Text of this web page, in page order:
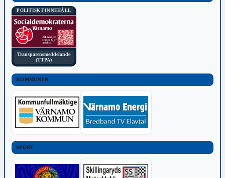
POLITISKT INNEHÅLL
Transparensmeddelande
(TTPA)
KOMMUNEN
SPORT